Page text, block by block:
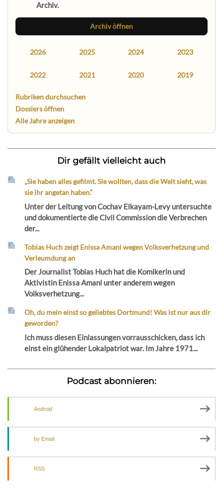
Archiv.
Archiv öffnen
2026 2025 2024 2023
2022 2021 2020 2019
Rubriken durchsuchen
Dossiers öffnen
Alle Jahre anzeigen
Dir gefällt vielleicht auch
„Sie haben alles gefilmt. Sie wollten, dass die Welt sieht, was
sie ihr angetan haben.“
Unter der Leitung von Cochav Elkayam-Levy untersuchte
und dokumentierte die Civil Commission die Verbrechen
der...
Tobias Huch zeigt Enissa Amani wegen Volksverhetzung und
Verleumdung an
Der Journalist Tobias Huch hat die Komikerin und
Aktivistin Enissa Amani unter anderem wegen
Volksverhetzung...
Oh, du mein einst so geliebtes Dortmund! Was ist nur aus dir
geworden?
Ich muss diesen Einlassungen vorrausschicken, dass ich
einst ein glühender Lokalpatriot war. Im Jahre 1971...
Podcast abonnieren:
Android
by Email
RSS